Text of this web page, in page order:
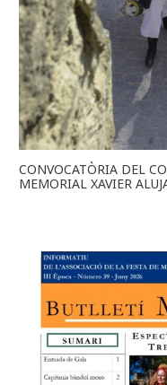
CONVOCATÒRIA DEL
MEMORIAL XAVIER